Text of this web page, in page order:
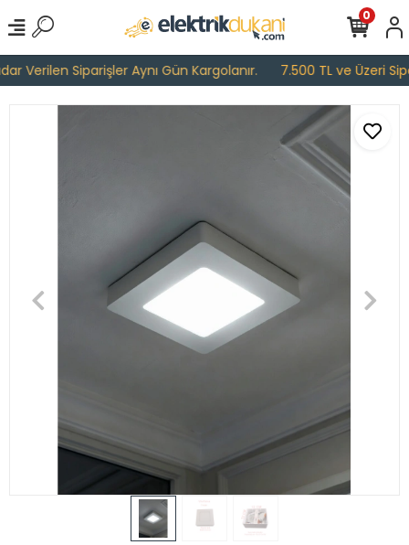
Verilen Siparişler Aynı Gün Kargolanır. 7.500 TL ve Üzeri
0